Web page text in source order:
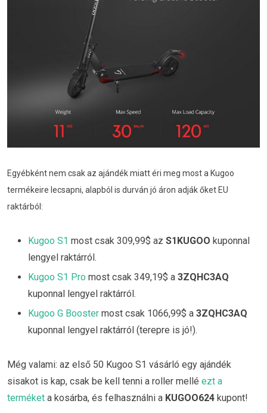
Egyébként nem csak az ajándék miatt éri meg most a Kugoo
termékeire lecsapni, alapból is durván jó áron adják őket EU
raktárból:
Kugoo S1 most csak 309,99$ az S1KUGOO kuponnal
lengyel raktárról.
Kugoo S1 Pro most csak 349,19$ a 3ZQHC3AQ
kuponnal lengyel raktárról.
Kugoo G Booster most csak 1066,99$ a 3ZQHC3AQ
kuponnal lengyel raktárról (terepre is jó!).
Még valami: az első 50 Kugoo S1 vásárló egy ajándék
sisakot is kap, csak be kell tenni a roller mellé ezt a
terméket a kosárba, és felhasználni a KUGOO624 kupont!